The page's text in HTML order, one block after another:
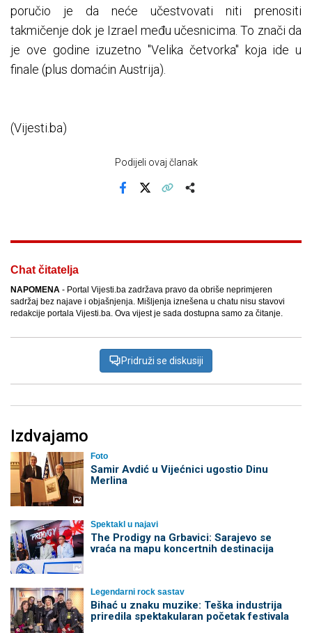
poručio je da neće učestvovati niti prenositi
takmičenje dok je Izrael među učesnicima. To znači da
je ove godine izuzetno "Velika četvorka" koja ide u
finale (plus domaćin Austrija).
(Vijesti.ba)
Podijeli ovaj članak
Chat čitatelja
NAPOMENA - Portal Vijesti.ba zadržava pravo da obriše neprimjeren
sadržaj bez najave i objašnjenja. Mišljenja iznešena u chatu nisu stavovi
redakcije portala Vijesti.ba. Ova vijest je sada dostupna samo za čitanje.
Pridruži se diskusiji
Izdvajamo
Foto
Samir Avdić u Vijećnici ugostio Dinu
Merlina
Spektakl u najavi
The Prodigy na Grbavici: Sarajevo se
vraća na mapu koncertnih destinacija
Legendarni rock sastav
Bihać u znaku muzike: Teška industrija
priredila spektakularan početak festivala